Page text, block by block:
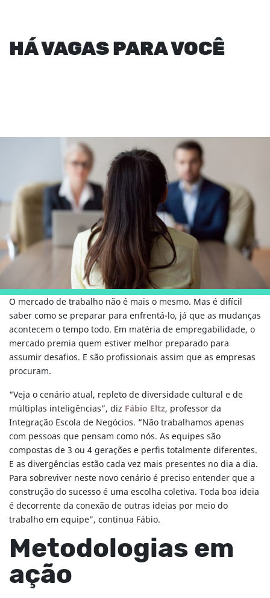
HÁ VAGAS PARA VOCÊ
O mercado de trabalho não é mais o mesmo. Mas é difícil
saber como se preparar para enfrentá-lo, já que as mudanças
acontecem o tempo todo. Em matéria de empregabilidade, o
mercado premia quem estiver melhor preparado para
assumir desafios. E são profissionais assim que as empresas
procuram.
“Veja o cenário atual, repleto de diversidade cultural e de
múltiplas inteligências”, diz Fábio Eltz, professor da
Integração Escola de Negócios. “Não trabalhamos apenas
com pessoas que pensam como nós. As equipes são
compostas de 3 ou 4 gerações e perfis totalmente diferentes.
E as divergências estão cada vez mais presentes no dia a dia.
Para sobreviver neste novo cenário é preciso entender que a
construção do sucesso é uma escolha coletiva. Toda boa ideia
é decorrente da conexão de outras ideias por meio do
trabalho em equipe”, continua Fábio.
Metodologias em
ação